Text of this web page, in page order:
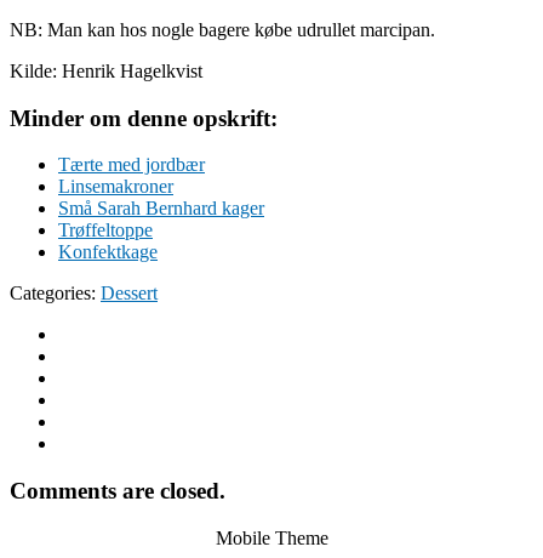
NB: Man kan hos nogle bagere købe udrullet marcipan.
Kilde: Henrik Hagelkvist
Minder om denne opskrift:
Tærte med jordbær
Linsemakroner
Små Sarah Bernhard kager
Trøffeltoppe
Konfektkage
Categories: Dessert
Comments are closed.
Mobile Theme